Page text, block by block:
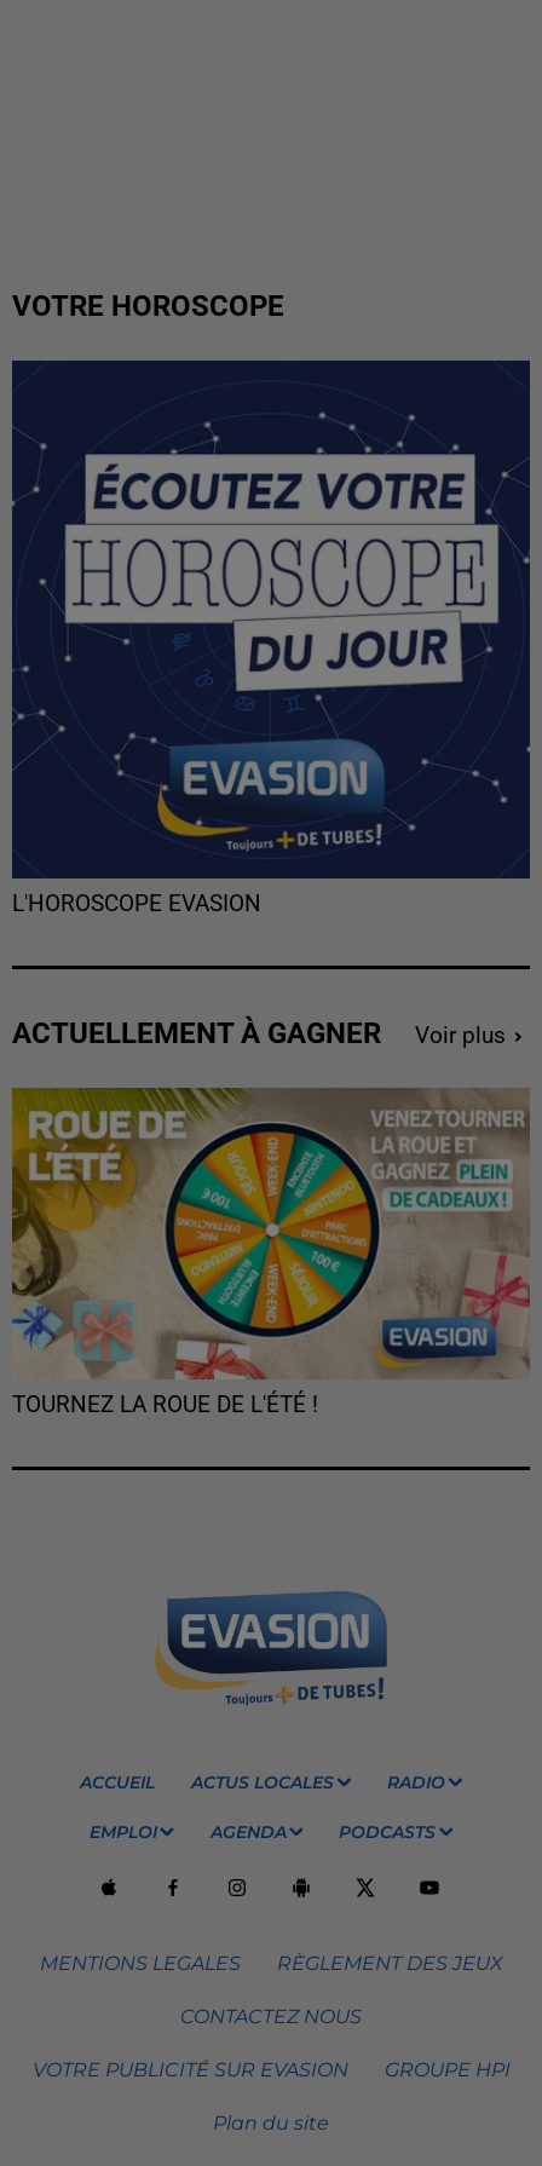
VOTRE HOROSCOPE
L'HOROSCOPE EVASION
ACTUELLEMENT À GAGNER Voir plus
TOURNEZ LA ROUE DE L'ÉTÉ !
ACCUEIL ACTUS LOCALES RADIO
EMPLOI AGENDA PODCASTS
MENTIONS LEGALES RÈGLEMENT DES JEUX
CONTACTEZ NOUS
VOTRE PUBLICITÉ SUR EVASION GROUPE HPI
Plan du site